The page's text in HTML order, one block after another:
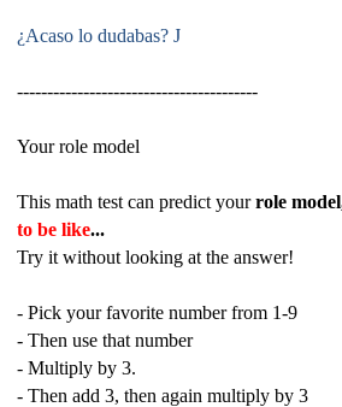
¿Acaso lo dudabas? J
----------------------------------------
Your role model
This math test can predict yourrole
to be like...
Try it without looking at the answer!
- Pick your favorite number from 1-9
- Then use that number
- Multiply by 3.
- Then add 3, then again multiply by 3